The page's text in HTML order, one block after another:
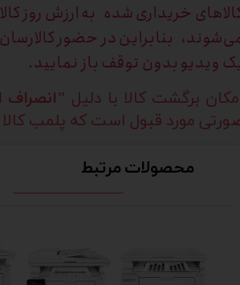
خریداریشده به ارزش روز
بنابراین در حضور
ویدیو بدون توقف باز نمایید.
برگشت کالا با دلیل "انصراف
مورد قبول است که پلمب کالا
محصولات مرتبط